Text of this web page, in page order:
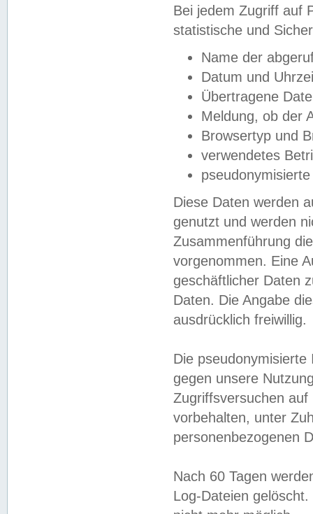
Bei jedem Zugriff auf
statistische und
Name der
Datum und
Übertragene
Meldung, ob der
Browsertyp und
verwendetes
Diese Daten werden
genutzt und werden
Zusammenführung
vorgenommen. Eine
geschäftlicher Daten
Daten. Die Angabe
ausdrücklich freiwillig.
Die
gegen unsere
Zugriffsversuchen
vorbehalten, unter
personenbezogenen
Nach 60 Tagen
Log-Dateien